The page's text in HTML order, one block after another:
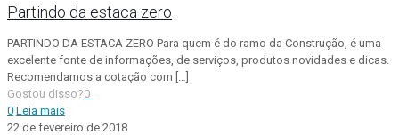
Partindo da estaca zero
PARTINDO DA ESTACA ZERO Para quem é do ramo da Construção, é uma
excelente fonte de informações, de serviços, produtos novidades e dicas.
Recomendamos a cotação com
Gostou disso?0
0 Leia mais
22 de fevereiro de 2018